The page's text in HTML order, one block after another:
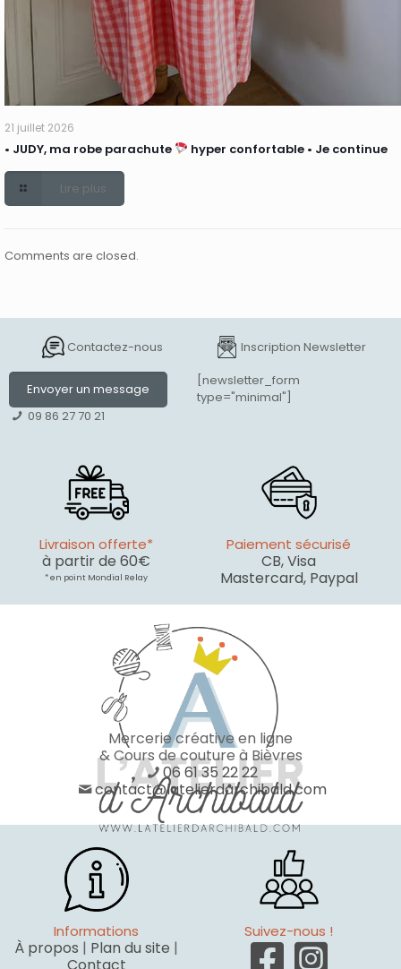
21 juillet 2026
• JUDY, ma robe parachute hyper confortable • Je continue
Lire plus
Comments are closed.
Contactez-nous
Envoyer un message
09 86 27 70 21
Inscription Newsletter
[newsletter_form
type="minimal"]
Livraison offerte*
à partir de 60€
* en point Mondial Relay
Paiement sécurisé
CB, Visa
Mastercard, Paypal
Mercerie créative en ligne
& Cours de couture à Bièvres
06 61 35 22 22
contact@latelierdarchibald.com
Informations
À propos | Plan du site |
Suivez-nous !